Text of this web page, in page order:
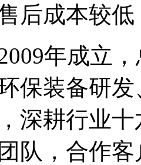
后成本较
年成立
保装备研
深耕行业
队，合作